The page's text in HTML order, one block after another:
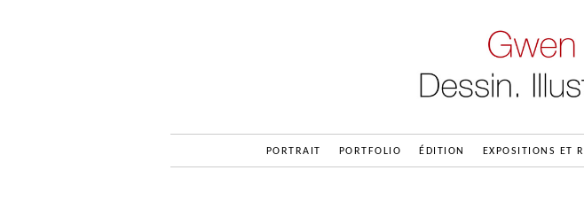
PORTRAIT PORTFOLIO ÉDITION EXPOSITIONS ET